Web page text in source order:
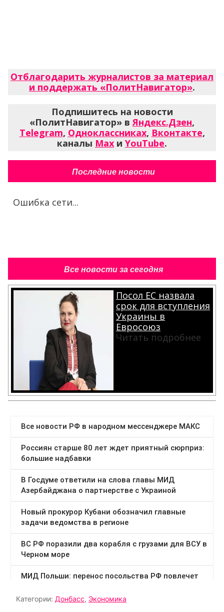
Отблагодарить журналистов за материал
и поддержать «ПолитНавигатор».
Подпишитесь на новости
«ПолитНавигатор» вЯндекс.Дзен,
Telegram, Одноклассниках, Вконтакте,
каналы Max и YouTube.
Последние новости
Ошибка сети...
Все новости за сегодня
Посол ЕС назвала
срок для вступления
Украины в
Евросоюз
Читать подробнее
Категории: Донбасс, Экономика